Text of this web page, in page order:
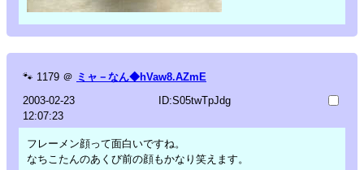
🐾 1179 ＠ ミャ－なん◆hVaw8.AZmE
2003-02-23
12:07:23
ID:S05twTpJdg
フレーメン顔って面白いですね。
なちこたんのあくび前の顔もかなり笑えます。